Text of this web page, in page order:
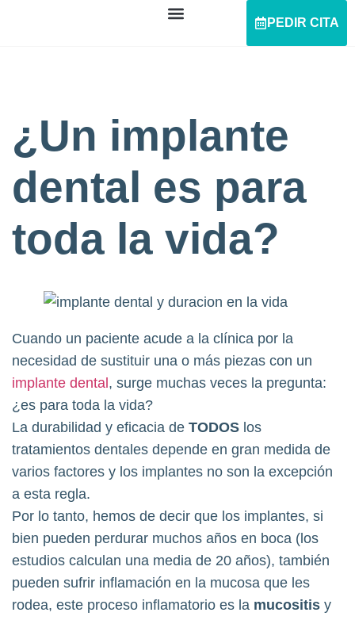
PEDIR CITA
¿Un implante
dental es para
toda la vida?
Cuando un paciente acude a la clínica por la
necesidad de sustituir una o más piezas con un
implante dental , surge muchas veces la pregunta:
¿es para toda la vida?
La durabilidad y eficacia de TODOS los
tratamientos dentales depende en gran medida de
varios factores y los implantes no son la excepción
a esta regla.
Por lo tanto, hemos de decir que los implantes, si
bien pueden perdurar muchos años en boca (los
estudios calculan una media de 20 años), también
pueden sufrir inflamación en la mucosa que les
rodea, este proceso inflamatorio es la mucositis y